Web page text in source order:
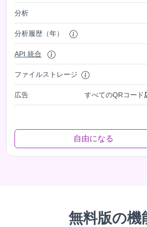
分析
分析履歴（年）
API 統合
ファイルストレージ
広告 すべてのQRコード
自由になる
無料版の機